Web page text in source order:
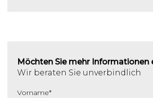
Möchten Sie mehr Informationen
Wir beraten Sie unverbindlich
Vorname*